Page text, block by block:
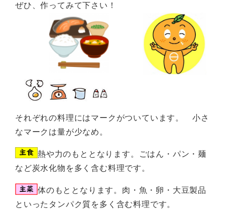
ぜひ、作ってみて下さい！
それぞれの料理にはマークがついています。 小さ
なマークは量が少なめ。
熱や力のもととなります。ごはん・パン・麺
など炭水化物を多く含む料理です。
体のもととなります。肉・魚・卵・大豆製品
といったタンパク質を多く含む料理です。